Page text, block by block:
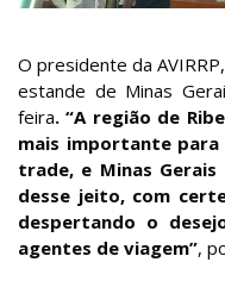
O presidente da AVIRRP,
estande de Minas
feira. “A região de
mais importante
trade, e Minas
desse jeito, com
despertando o
agentes de viagem”,